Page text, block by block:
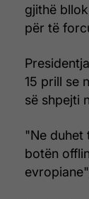
gjithë
për të
15 prill se
së shpejti
"Ne duhet
botën